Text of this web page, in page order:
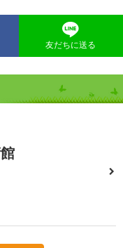
友だちに送る